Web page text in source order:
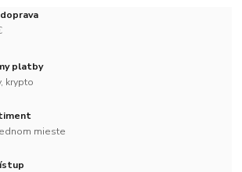
platby
krypto
mieste